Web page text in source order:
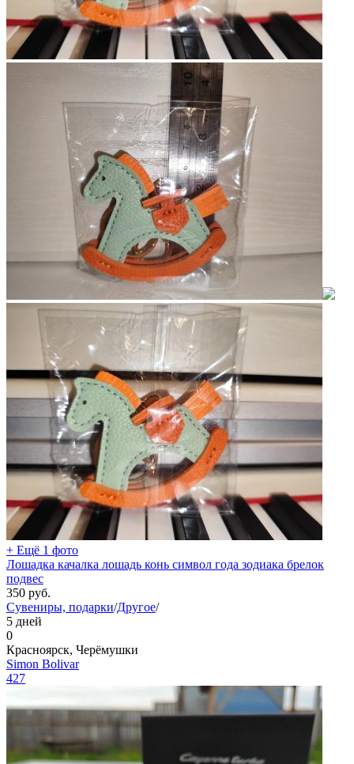
+ Ещё 1 фото
Лошадка качалка лошадь конь символ года зодиака брелок
подвес
350 руб.
Сувениры, подарки/Другое/
5 дней
0
Красноярск, Черёмушки
Simon Bolivar
427